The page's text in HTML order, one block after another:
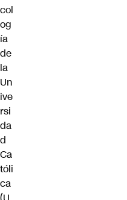
col
og
ía
de
la
Un
ive
rsi
da
d
Ca
tóli
ca